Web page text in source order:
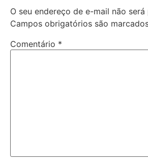
O seu endereço de e-mail não
Campos obrigatórios são
Comentário *